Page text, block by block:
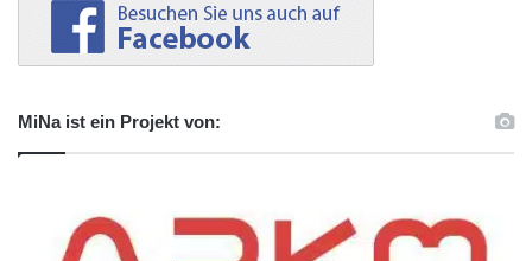
MiNa ist ein Projekt von: